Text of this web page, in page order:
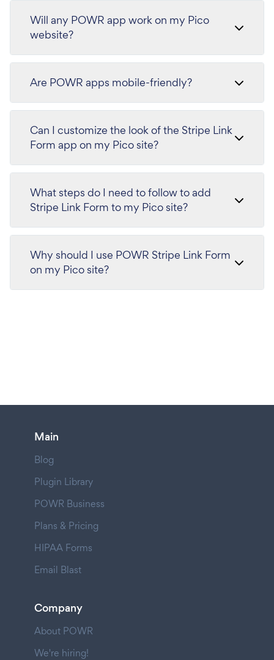
Will any POWR app work on my Pico
website?
Are POWR apps mobile-friendly?
Can I customize the look of the Stripe Link
Form app on my Pico site?
What steps do I need to follow to add
Stripe Link Form to my Pico site?
Why should I use POWR Stripe Link Form
on my Pico site?
Main
Blog
Plugin Library
POWR Business
Plans & Pricing
HIPAA Forms
Email Blast
Company
About POWR
We're hiring!